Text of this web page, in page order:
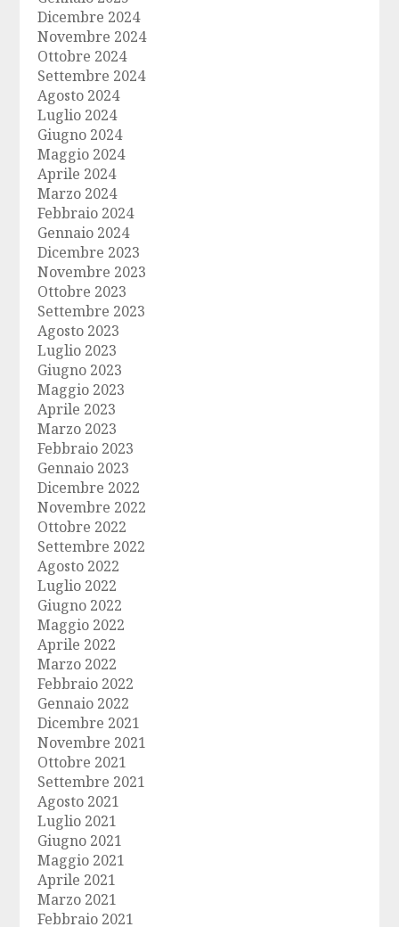
Dicembre 2024
Novembre 2024
Ottobre 2024
Settembre 2024
Agosto 2024
Luglio 2024
Giugno 2024
Maggio 2024
Aprile 2024
Marzo 2024
Febbraio 2024
Gennaio 2024
Dicembre 2023
Novembre 2023
Ottobre 2023
Settembre 2023
Agosto 2023
Luglio 2023
Giugno 2023
Maggio 2023
Aprile 2023
Marzo 2023
Febbraio 2023
Gennaio 2023
Dicembre 2022
Novembre 2022
Ottobre 2022
Settembre 2022
Agosto 2022
Luglio 2022
Giugno 2022
Maggio 2022
Aprile 2022
Marzo 2022
Febbraio 2022
Gennaio 2022
Dicembre 2021
Novembre 2021
Ottobre 2021
Settembre 2021
Agosto 2021
Luglio 2021
Giugno 2021
Maggio 2021
Aprile 2021
Marzo 2021
Febbraio 2021